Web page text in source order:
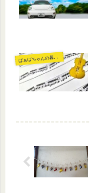
ば
ぁばちゃんの暮らし